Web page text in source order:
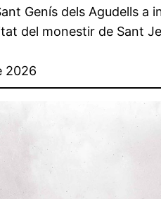
Genís dels Agudells
del monestir de Sant
2026